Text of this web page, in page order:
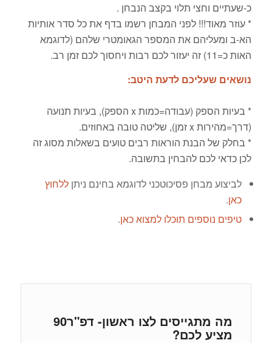
כ-שעתיים וחצי תלוי בקצב הנבחן .
* עוזר מאוד!!! לפני המבחן רשמו בדף את כל סדר אותיות
הא-ב ומעליהם את המספר הגאומטרי שלהם (לדוגמא
האות כ=11) זה יעזור לכם רבות ויחסוך לכם זמן רב.
נושאים שעליכם לדעת היטב:
* בעיות הספק (עבודה=כמות x הספק), בעיות תנועה
(דרך=מהירות x זמן), שליטה טובה באחוזים.
* בחלק של הבנת הוראות רבים טועים בשאלות מסוג זה
לכן כדאי לכם להבחין בתשובה.
לביצוע מבחן פסיכוטכני לדוגמא בחינם ניתן ללחוץ
כאן.
טיפים נוספים תוכלו למצוא כאן.
מה מתגייסים לצו ראשון- דפ"ר90
מציע לכם?